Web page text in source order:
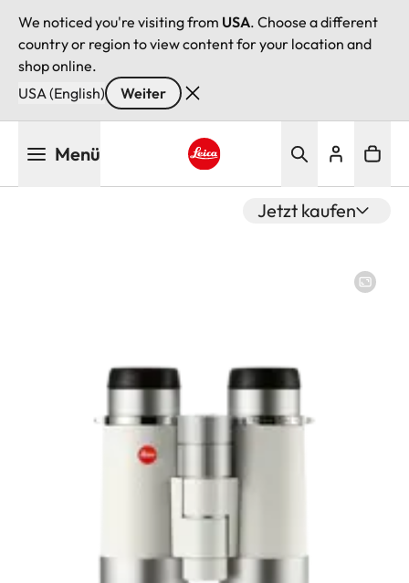
We noticed you're visiting from USA. Choose a different
country or region to view content for your location and
shop online.
USA (English)
Weiter
Menü
Jetzt kaufen